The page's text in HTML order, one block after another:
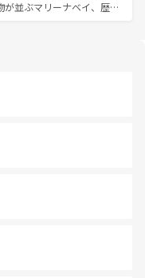
、訪れる旅人を魅了し続
香港を存分に楽しみ尽く
並ぶマリーナベイ、歴史
しめる外せないスポット